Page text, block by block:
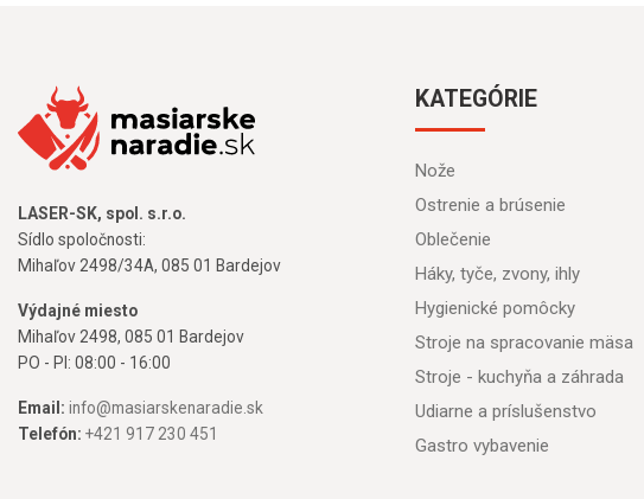
LASER-SK, spol. s.r.o.
Sídlo spoločnosti:
Mihaľov 2498/34A, 085 01 Bardejov
Výdajné miesto
Mihaľov 2498, 085 01 Bardejov
PO - PI: 08:00 - 16:00
Email: info@masiarskenaradie.sk
Telefón: +421 917 230 451
KATEGÓRIE
Nože
Ostrenie a brúsenie
Oblečenie
Háky, tyče, zvony, ihly
Hygienické pomôcky
Stroje na spracovanie mäsa
Stroje - kuchyňa a záhrada
Udiarne a príslušenstvo
Gastro vybavenie